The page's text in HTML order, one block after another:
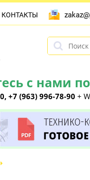
с нами по
+7 (963) 996-78-90 +
КОНТАКТЫ